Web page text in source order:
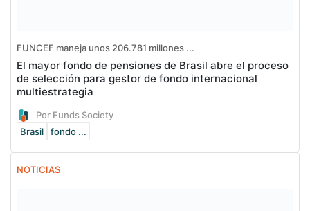
FUNCEF maneja unos 206.781 millones ...
El mayor fondo de pensiones de Brasil abre el proceso
de selección para gestor de fondo internacional
multiestrategia
Por Funds Society
Brasil
fondo ...
NOTICIAS